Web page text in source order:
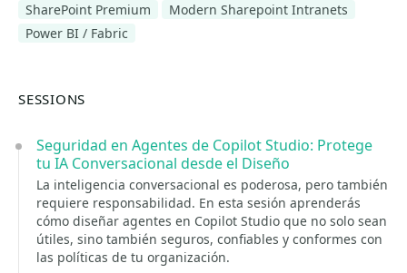
SharePoint Premium
Modern Sharepoint Intranets
Power BI / Fabric
SESSIONS
Seguridad en Agentes de Copilot Studio: Protege
tu IA Conversacional desde el Diseño
La inteligencia conversacional es poderosa, pero también
requiere responsabilidad. En esta sesión aprenderás
cómo diseñar agentes en Copilot Studio que no solo sean
útiles, sino también seguros, confiables y conformes con
las políticas de tu organización.